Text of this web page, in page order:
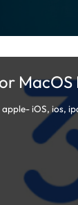
apple- iOS, ios,